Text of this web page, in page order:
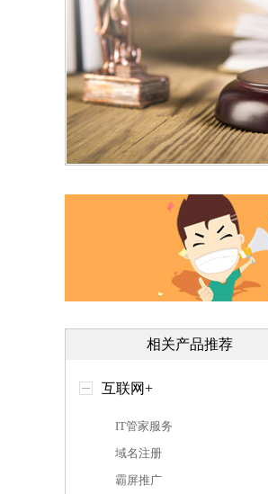
相关产品推荐
互联网+
IT管家服务
域名注册
霸屏推广